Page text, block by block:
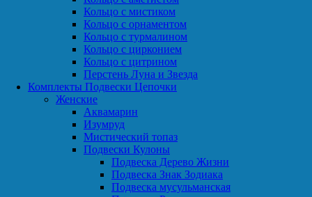
Кольцо с мистиком
Кольцо с орнаментом
Кольцо с турмалином
Кольцо с цирконием
Кольцо с цитрином
Перстень Луна и Звезда
Комплекты Подвески Цепочки
Женские
Аквамарин
Изумруд
Мистический топаз
Подвески Кулоны
Подвеска Дерево Жизни
Подвеска Знак Зодиака
Подвеска мусульманская